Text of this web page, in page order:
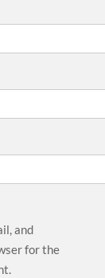
and
for the